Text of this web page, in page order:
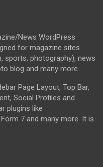
News WordPress
for magazine sites
sports, photography), news
blog and many more.
Page Layout, Top Bar,
Social Profiles and
plugins like
7 and many more. It is